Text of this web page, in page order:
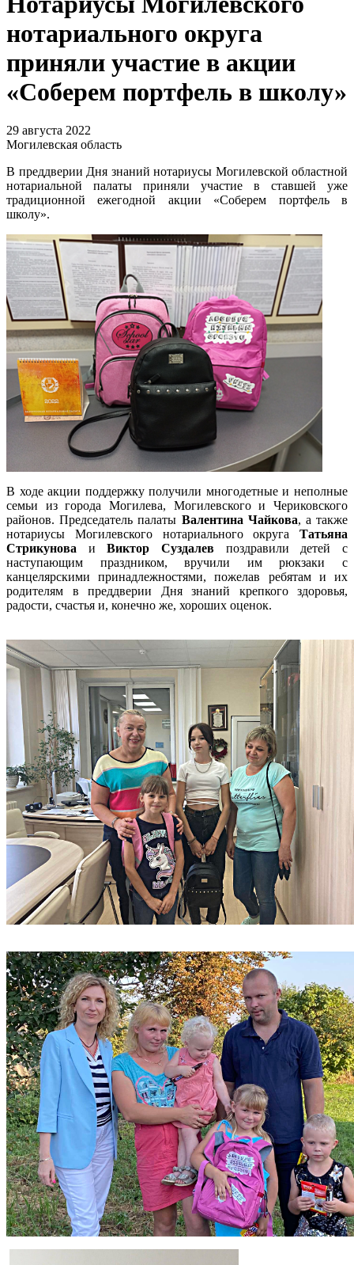
нотариального округа
приняли участие в акции
«Соберем портфель в школу»
29 августа 2022
Могилевская область
В преддверии Дня знаний нотариусы Могилевской областной
нотариальной палаты приняли участие в ставшей уже
традиционной ежегодной акции «Соберем портфель в
школу».
В ходе акции поддержку получили многодетные и неполные
семьи из города Могилева, Могилевского и Чериковского
районов. Председатель палаты Валентина Чайкова, а также
нотариусы Могилевского нотариального округа Татьяна
Стрикунова иВиктор Суздалев поздравили детей с
наступающим праздником, вручили им рюкзаки с
канцелярскими принадлежностями, пожелав ребятам и их
родителям в преддверии Дня знаний крепкого здоровья,
радости, счастья и, конечно же, хороших оценок.